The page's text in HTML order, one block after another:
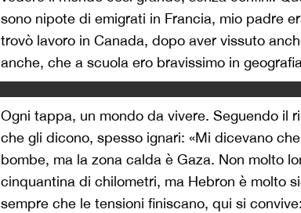
sono nipote di emigrati in Francia, mio padre
trovò lavoro in Canada, dopo aver vissuto
anche, che a scuola ero bravissimo in
Ogni tappa, un mondo da vivere. Seguendo il
che gli dicono, spesso ignari: «Mi dicevano
bombe, ma la zona calda è Gaza. Non molto
cinquantina di chilometri, ma Hebron è molto
sempre che le tensioni finiscano, qui si